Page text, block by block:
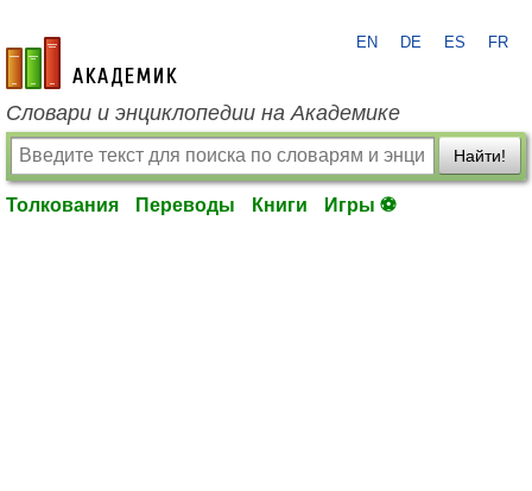
academic.ru
EN DE ES FR
Словари и энциклопедии на Академике
Найти!
Толкования Переводы Книги Игры ⚽